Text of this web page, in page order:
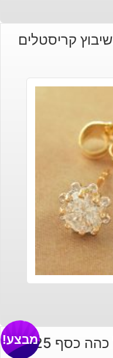
קריסטלים
כסף 925 מבצע!